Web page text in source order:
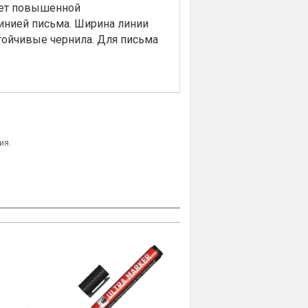
повышенной
письма. Ширина линии
чернила. Для письма